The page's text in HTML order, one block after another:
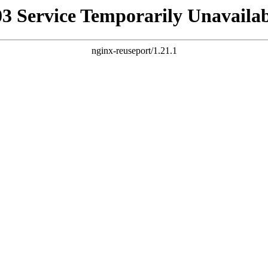
Service Temporarily
nginx-reuseport/1.21.1